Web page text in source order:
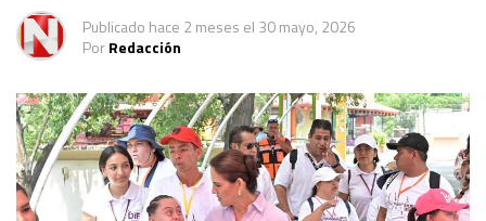
Publicado hace 2 meses el 30 mayo, 2026
PorRedacción